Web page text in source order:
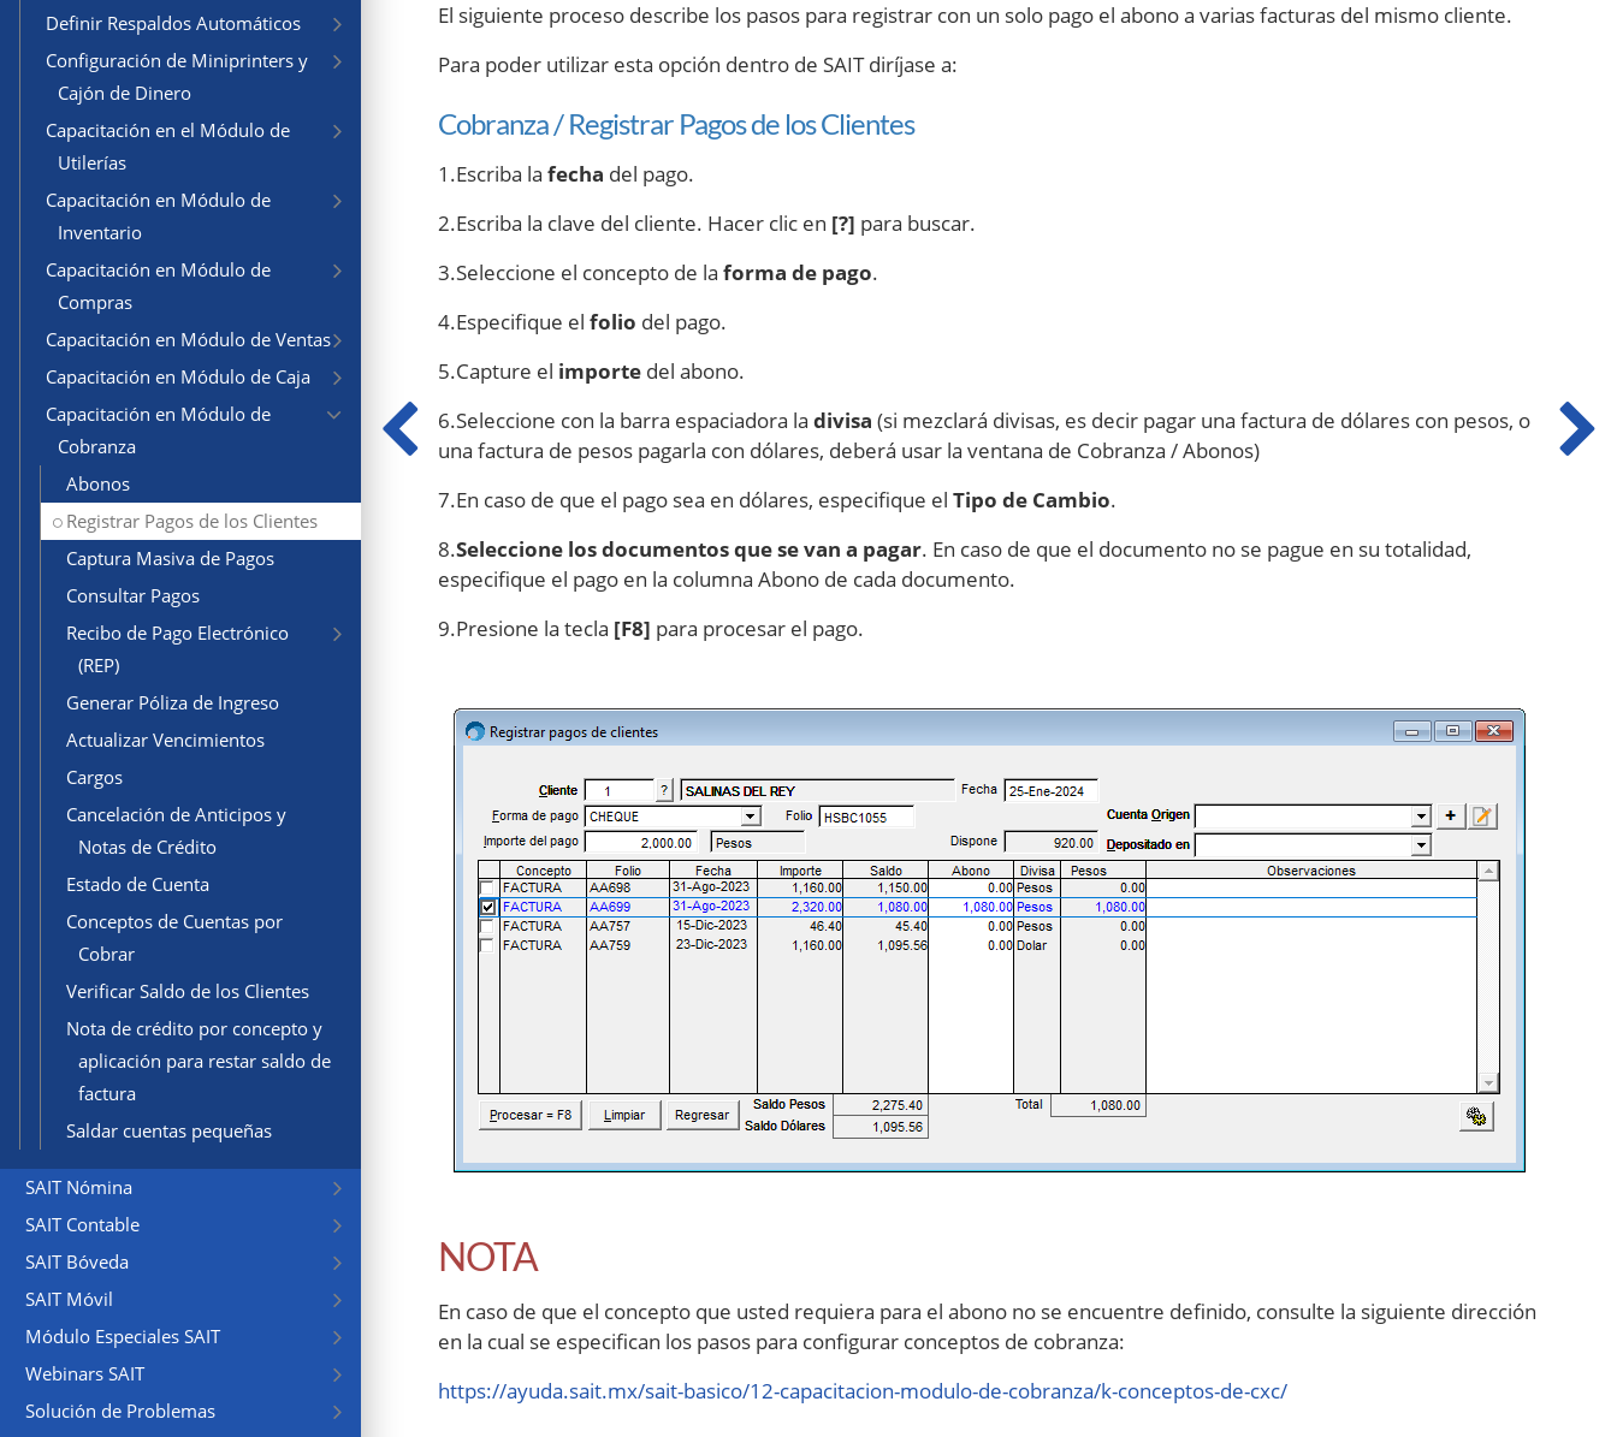
Definir Respaldos Automáticos
Configuración de Miniprinters y
Cajón de Dinero
Capacitación en el Módulo de
Utilerías
Capacitación en Módulo de
Inventario
Capacitación en Módulo de
Compras
Capacitación en Módulo de Ventas
Capacitación en Módulo de Caja
Capacitación en Módulo de
Cobranza
Abonos
Registrar Pagos de los Clientes
Captura Masiva de Pagos
Consultar Pagos
Recibo de Pago Electrónico
(REP)
Generar Póliza de Ingreso
Actualizar Vencimientos
Cargos
Cancelación de Anticipos y
Notas de Crédito
Estado de Cuenta
Conceptos de Cuentas por
Cobrar
Verificar Saldo de los Clientes
Nota de crédito por concepto y
aplicación para restar saldo de
factura
Saldar cuentas pequeñas
SAIT Nómina
SAIT Contable
SAIT Bóveda
SAIT Móvil
Módulo Especiales SAIT
Webinars SAIT
Solución de Problemas
El siguiente proceso describe los pasos para registrar con un solo pago el abono a varias facturas del mismo cliente.
Para poder utilizar esta opción dentro de SAIT diríjase a:
Cobranza / Registrar Pagos de los Clientes
1.Escriba la fecha del pago.
2.Escriba la clave del cliente. Hacer clic en [?] para buscar.
3.Seleccione el concepto de la forma de pago.
4.Especifique el folio del pago.
5.Capture el importe del abono.
6.Seleccione con la barra espaciadora la divisa (si mezclará divisas, es decir pagar una factura de dólares con pesos, o
una factura de pesos pagarla con dólares, deberá usar la ventana de Cobranza / Abonos)
7.En caso de que el pago sea en dólares, especifique el Tipo de Cambio.
8.Seleccione los documentos que se van a pagar. En caso de que el documento no se pague en su totalidad,
especifique el pago en la columna Abono de cada documento.
9.Presione la tecla [F8] para procesar el pago.
NOTA
En caso de que el concepto que usted requiera para el abono no se encuentre definido, consulte la siguiente dirección
en la cual se especifican los pasos para configurar conceptos de cobranza:
https://ayuda.sait.mx/sait-basico/12-capacitacion-modulo-de-cobranza/k-conceptos-de-cxc/